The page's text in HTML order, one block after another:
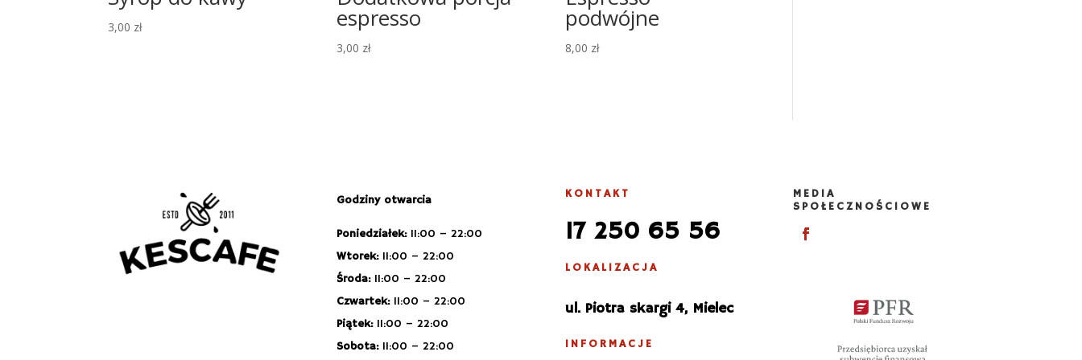
3,00 zł espresso
3,00 zł
podwójne
8,00 zł
Godziny otwarcia
Poniedziałek:11:00 – 22:00
Wtorek:11:00 – 22:00
Środa:11:00 – 22:00
Czwartek:11:00 – 22:00
Piątek: 11:00 – 22:00
Sobota: 11:00 – 22:00
KONTAKT
17 250 65 56
LOKALIZACJA
ul. Piotra skargi 4, Mielec
INFORMACJE
MEDIA
SPOŁECZNOŚCIOWE